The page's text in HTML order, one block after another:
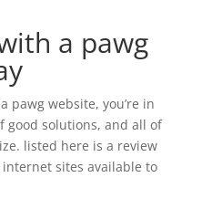
a pawg
pawg website, you’re in
good solutions, and all of
listed here is a review
sites available to